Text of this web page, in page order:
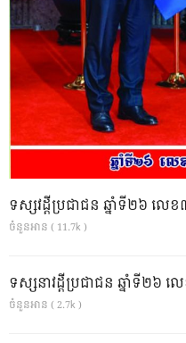
ទស្សវដ្តីប្រជាជន ឆ្នាំទី២៦ លេ
ចំនួនអាន ( 11.7k )
ទស្សនាវដ្ដីប្រជាជន ឆ្នាំទី២៦
ចំនួនអាន ( 2.7k )